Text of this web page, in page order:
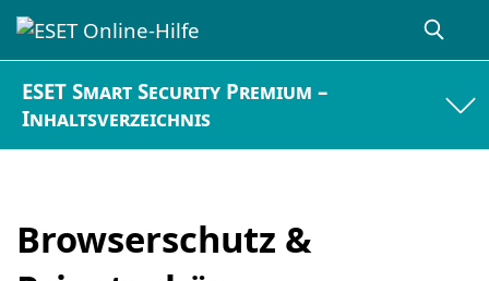
ESET Smart Security Premium –
Inhaltsverzeichnis
Browserschutz &